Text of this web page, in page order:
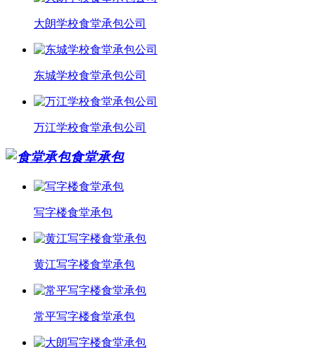
大朗学校食堂承包公司
东城学校食堂承包公司
万江学校食堂承包公司
食堂承包
写字楼食堂承包
黄江写字楼食堂承包
常平写字楼食堂承包